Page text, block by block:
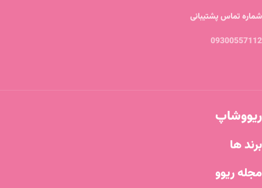
شماره تماس پشتیبانی
09300557112
ریووشاپ
برند ها
مجله ریوو